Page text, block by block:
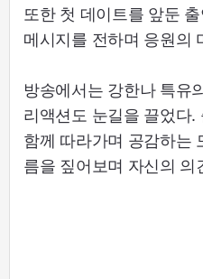
또한 첫 데이트를 앞둔
메시지를 전하며 응원의
방송에서는 강한나 특유
리액션도 눈길을 끌었다
함께 따라가며 공감하는
름을 짚어보며 자신의 의